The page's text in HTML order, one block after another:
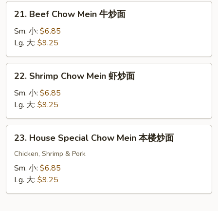
炒
21.
Beef
Chow
Mein
牛
炒
21. Beef Chow Mein 牛炒面
Sm. 小: $6.85
Lg. 大: $9.25
22.
Shrimp
Chow
Mein
虾
炒
22. Shrimp Chow Mein 虾炒面
Sm. 小: $6.85
Lg. 大: $9.25
23.
House
Special
Chow
Mein
23. House Special Chow Mein 本楼炒面
Chicken, Shrimp & Pork
Sm. 小: $6.85
Lg. 大: $9.25